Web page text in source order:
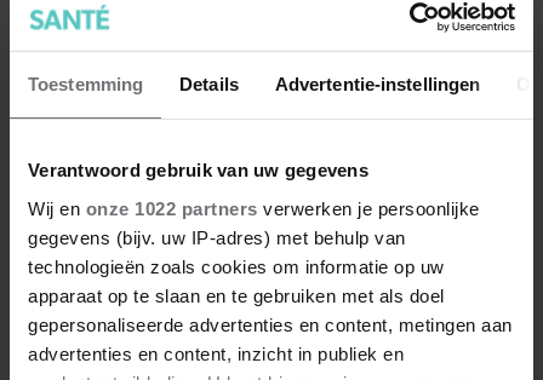
Toestemming Details Advertentie-instellingen
Verantwoord gebruik van uw gegevens
Wij en onze 1022 partners verwerken je persoonlijke
gegevens (bijv. uw IP-adres) met behulp van
technologieën zoals cookies om informatie op uw
apparaat op te slaan en te gebruiken met als doel
gepersonaliseerde advertenties en content, metingen aan
advertenties en content, inzicht in publiek en